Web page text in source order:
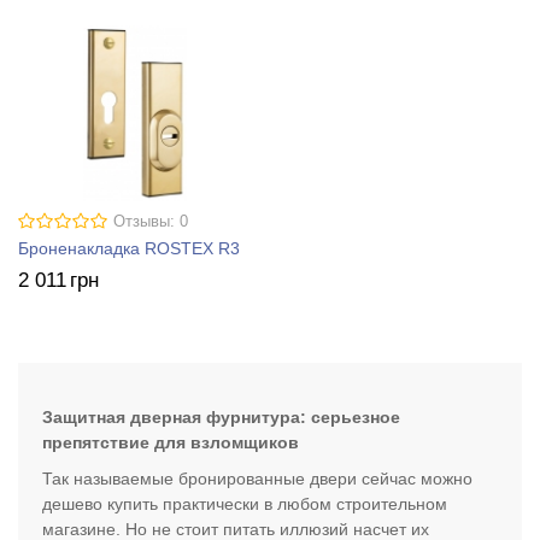
Отзывы: 0
Броненакладка ROSTEX R3
2 011 грн
Защитная дверная фурнитура: серьезное
препятствие для взломщиков
Так называемые бронированные двери сейчас можно
дешево купить практически в любом строительном
магазине. Но не стоит питать иллюзий насчет их